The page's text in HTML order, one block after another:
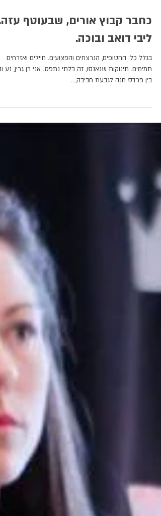
כחבר קבוץ אורים, שבעוטף
ליבי דואב ובוכה.
בגלל כל: החטופים, הנרצחים והפצועים. חיילים ואזרחים
תמימים. תינוקות שנאנסו, זה בלתי נתפס. אני רן גרין, נע